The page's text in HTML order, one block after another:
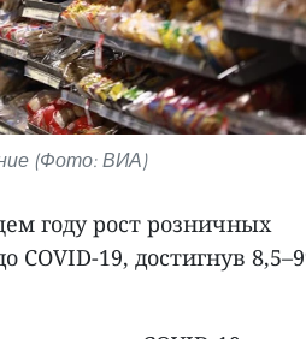
(Фото: ВИА)
году рост розничных
19, достигнув